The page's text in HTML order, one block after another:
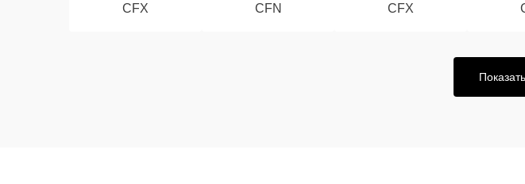
CFX
CFN
CFX